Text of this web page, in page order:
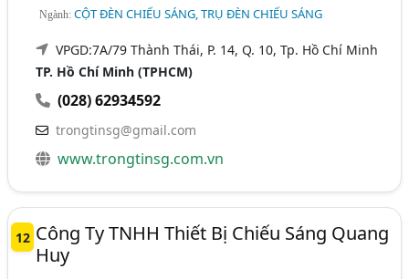
Ngành:CỘT ĐÈN CHIẾU SÁNG, TRỤ ĐÈN CHIẾU SÁNG
VPGD:7A/79 Thành Thái, P. 14, Q. 10, Tp. Hồ Chí Minh
TP. Hồ Chí Minh (TPHCM)
(028) 62934592
trongtinsg@gmail.com
www.trongtinsg.com.vn
12 Công Ty TNHH Thiết Bị Chiếu Sáng Quang
Huy